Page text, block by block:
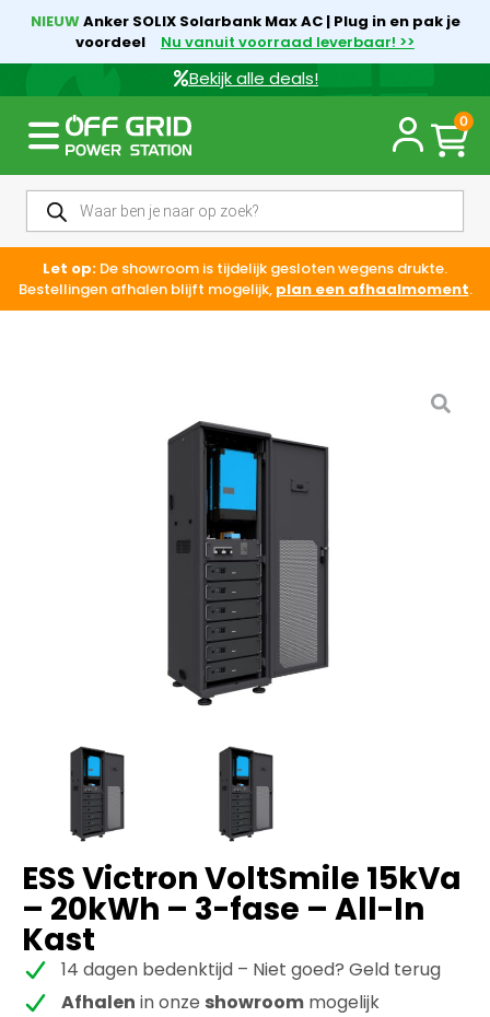
NIEUWAnker SOLIX Solarbank Max AC | Plug in en pak je
voordeel
Nu vanuit voorraad leverbaar! >>
Bekijk alle deals!
0
Let op: De showroom is tijdelijk gesloten wegens drukte.
Bestellingen afhalen blijft mogelijk, plan een afhaalmoment.
ESS Victron VoltSmile 15kVa
– 20kWh – 3-fase – All-In
Kast
14 dagen bedenktijd – Niet goed? Geld terug
Afhalen in onze showroom mogelijk